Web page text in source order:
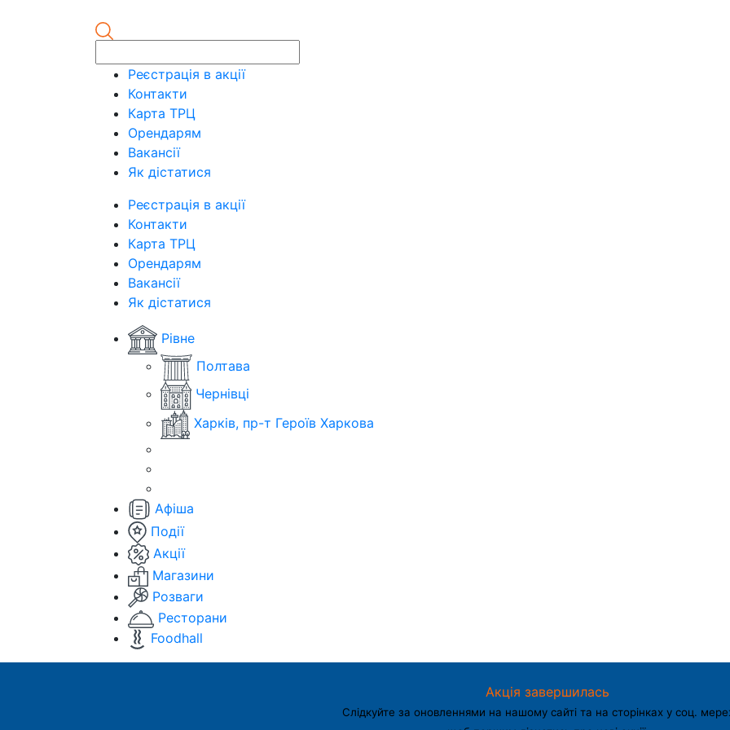
Реєстрація в акції
Контакти
Карта ТРЦ
Орендарям
Вакансії
Як дістатися
Реєстрація в акції
Контакти
Карта ТРЦ
Орендарям
Вакансії
Як дістатися
Рівне
Полтава
Чернівці
Харків, пр-т Героїв Харкова
Афіша
Події
Акції
Магазини
Розваги
Ресторани
Foodhall
Акція завершилась
Слідкуйте за оновленнями на нашому сайті та на сторінках у соц.